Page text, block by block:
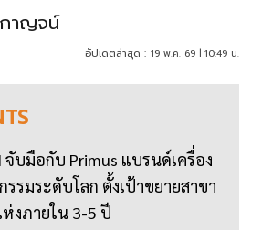
าญจน์
อัปเดตล่าสุด : 19 พ.ค. 69 | 10:49 น.
จับมือกับ Primus แบรนด์เครื่อง
รมระดับโลก ตั้งเป้าขยายสาขา
งภายใน 3-5 ปี